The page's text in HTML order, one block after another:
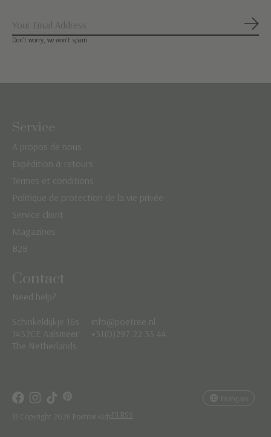
Don’t worry, we won’t spam
Service
A propos de nous
Expédition & retours
Termes et conditions
Politique de protection de la vie privée
Service client
Magazines
B2B
Contact
Need help?
Schinkeldijkje 16s
1432CE Aalsmeer
The Netherlands
info@poetree.nl
+31(0)297 22 33 44
© Copyright 2026 Poetree Kids Fil RSS
Français
Nederlands